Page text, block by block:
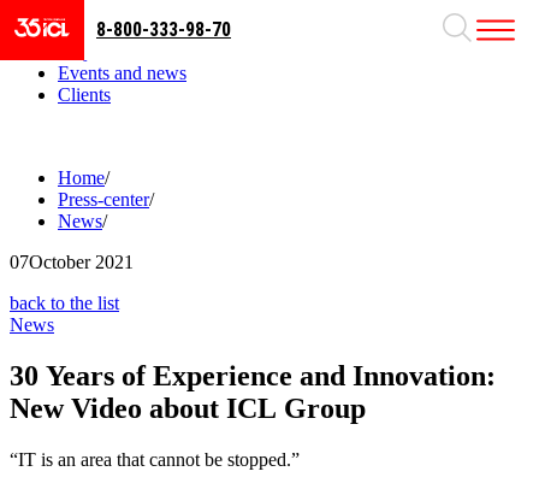
Business areas
Events and news
Clients
8-800-333-98-70
Home/
Press-center/
News/
07October 2021
back to the list
News
30 Years of Experience and Innovation:
New Video about ICL Group
“IT is an area that cannot be stopped.”